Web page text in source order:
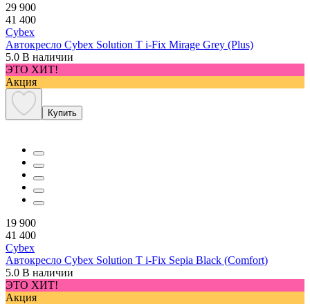
29 900
41 400
Cybex
Автокресло Cybex Solution T i-Fix Mirage Grey (Plus)
5.0 В наличии
ЭТО ХИТ!
Акция
Купить
19 900
41 400
Cybex
Автокресло Cybex Solution T i-Fix Sepia Black (Comfort)
5.0 В наличии
ЭТО ХИТ!
Акция